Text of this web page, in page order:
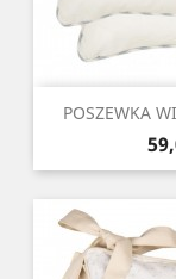
POSZEWKA